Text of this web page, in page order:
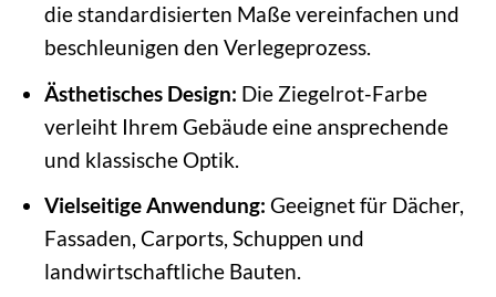
die standardisierten Maße vereinfachen und
beschleunigen den Verlegeprozess.
Ästhetisches Design: Die Ziegelrot-Farbe
verleiht Ihrem Gebäude eine ansprechende
und klassische Optik.
Vielseitige Anwendung: Geeignet für Dächer,
Fassaden, Carports, Schuppen und
landwirtschaftliche Bauten.